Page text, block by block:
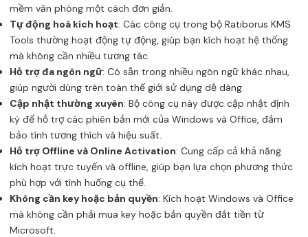
mềm văn phòng một cách đơn giản.
Tự động hoá kích hoạt: Các công cụ trong bộ Ratiborus KMS
Tools thường hoạt động tự động, giúp bạn kích hoạt hệ thống
mà không cần nhiều tương tác.
Hỗ trợ đa ngôn ngữ: Có sẵn trong nhiều ngôn ngữ khác nhau,
giúp người dùng trên toàn thế giới sử dụng dễ dàng.
Cập nhật thường xuyên: Bộ công cụ này được cập nhật định
kỳ để hỗ trợ các phiên bản mới của Windows và Office, đảm
bảo tính tương thích và hiệu suất.
Hỗ trợ Offline và Online Activation: Cung cấp cả khả năng
kích hoạt trực tuyến và offline, giúp bạn lựa chọn phương thức
phù hợp với tình huống cụ thể.
Không cần key hoặc bản quyền: Kích hoạt Windows và Office
mà không cần phải mua key hoặc bản quyền đắt tiền từ
Microsoft.